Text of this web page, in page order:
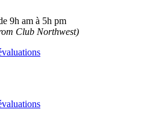
9h am à 5h pm
Club Northwest)